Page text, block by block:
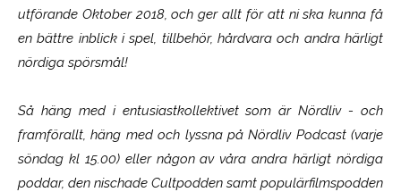
utförande Oktober 2018, och ger allt för att ni ska kunna få
en bättre inblick i spel, tillbehör, hårdvara och andra härligt
nördiga spörsmål!
Så häng med i entusiastkollektivet som ärNördliv- och
framförallt, häng med och lyssna på Nördliv Podcast (varje
söndag kl 15.00) eller någon av våra andra härligt nördiga
poddar, den nischade Cultpodden samt populärfilmspodden